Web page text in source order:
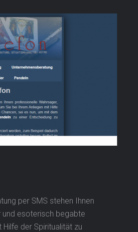
per SMS stehen Ihnen
und esoterisch begabte
Hilfe der Spiritualität zu